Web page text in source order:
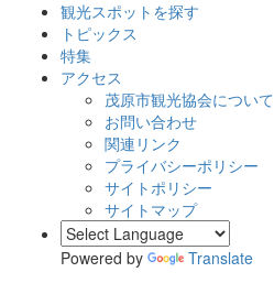
観光スポットを探す
トピックス
特集
アクセス
茂原市観光協会について
お問い合わせ
関連リンク
プライバシーポリシー
サイトポリシー
サイトマップ
Powered by Translate